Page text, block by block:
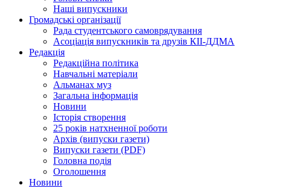
Наші випускники
Громадські організації
Рада студентського самоврядування
Асоціація випускників та друзів КІІ-ДДМА
Редакція
Редакційна політика
Навчальні матеріали
Альманах муз
Загальна інформація
Новини
Історія створення
25 років натхненної роботи
Архів (випуски газети)
Випуски газети (PDF)
Головна подія
Оголошення
Новини